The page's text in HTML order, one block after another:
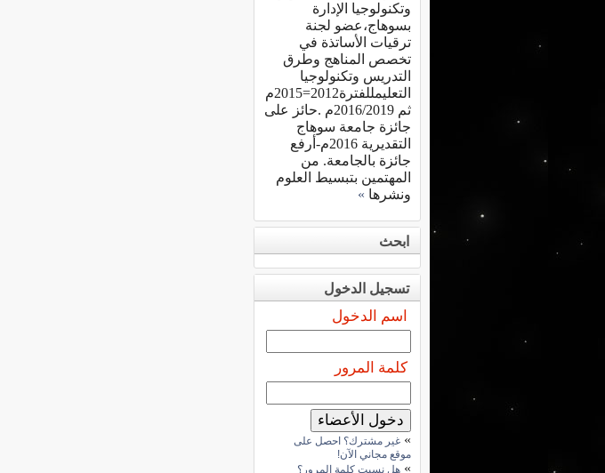
وتكنولوجيا الإدارة
بسوهاج،عضو لجنة
ترقيات الأساتذة في
تخصص المناهج وطرق
التدريس وتكنولوجيا
التعليمللفترة2012=2015م
ثم 2016/2019م .حائز على
جائزة جامعة سوهاج
التقديرية 2016م-أرفع
جائزة بالجامعة. من
المهتمين بتبسيط العلوم
ونشرها »
ابحث
تسجيل الدخول
اسم الدخول
كلمة المرور
» غير مشترك؟ احصل على
موقع مجاني الآن!
» هل نسيت كلمة المرور؟